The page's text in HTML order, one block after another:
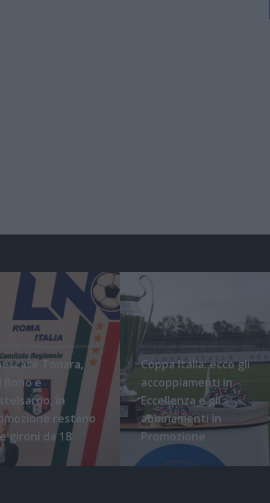
Tonara,
Bono e
in
restano
gironi da 18
Coppa Italia: ecco gli
accoppiamenti in
Eccellenza e gli
abbinamenti in
Promozione